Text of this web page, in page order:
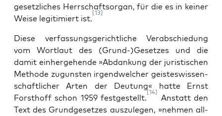
ge­setz­li­ches Herr­schafts­or­gan, für die es in kei­ner
Wei­se legi­ti­miert ist.
[13]
Die­se ver­fas­sungs­ge­richt­li­che Ver­ab­schie­dung
vom Wort­laut des (Grund-)Gesetzes und die
damit ein­her­ge­hen­de »Abdan­kung der juris­ti­schen
Metho­de zuguns­ten irgend­wel­cher geis­tes­wis­sen­
schaft­li­cher Arten der Deu­tung« hat­te Ernst
Forst­hoff schon 1959 fest­ge­stellt.
[14]
Anstatt den
Text des Grund­ge­set­zes aus­zu­le­gen, »neh­men all­